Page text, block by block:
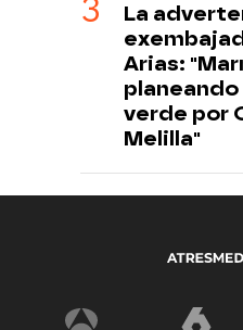
La
Arias:
planeando
verde por
Melilla"